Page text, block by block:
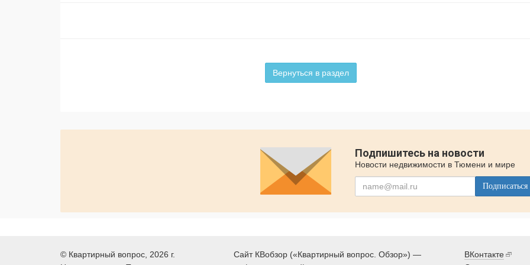
Вернуться в раздел
Подпишитесь на новости
Новости недвижимости в Тюмени и мире
Подписаться
© Квартирный вопрос , 2026 г.
Сайт КВобзор («Квартирный вопрос. Обзор») —
ВКонтакте